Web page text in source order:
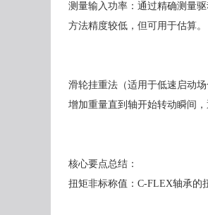
测量输入功率：通过精确测量
方法精度较低，但可用于估算。
滑轮挂重法（适用于低速启动
增加重量直到轴开始转动瞬间
核心要点总结：
扭矩非标称值：C-FLEX轴承的